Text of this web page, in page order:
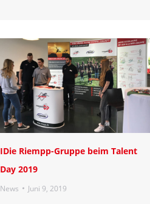
IDie Riempp-Gruppe beim Talent
Day 2019
News Juni 9, 2019